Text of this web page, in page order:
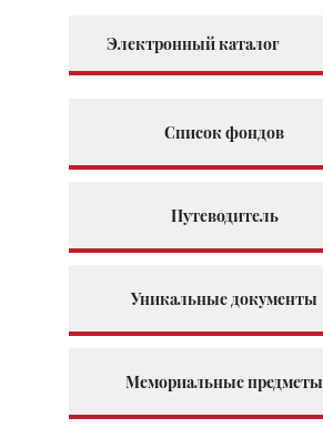
Электронный каталог
Список фондов
Путеводитель
Уникальные документы
Мемориальные предметы